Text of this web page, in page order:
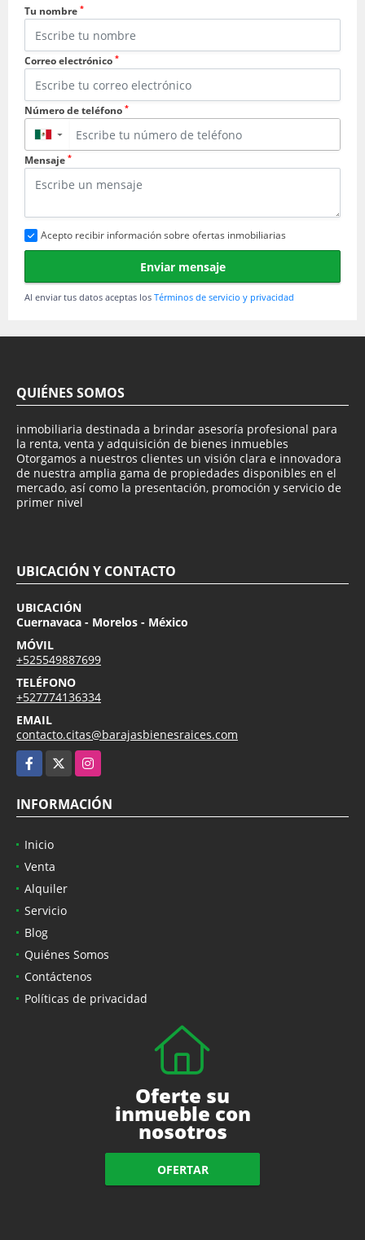
Tu nombre *
Correo electrónico *
Número de teléfono *
▼
Mensaje *
Acepto recibir información sobre ofertas inmobiliarias
Enviar mensaje
Al enviar tus datos aceptas los Términos de servicio y privacidad
QUIÉNES SOMOS
inmobiliaria destinada a brindar asesoría profesional para
la renta, venta y adquisición de bienes inmuebles
Otorgamos a nuestros clientes un visión clara e innovadora
de nuestra amplia gama de propiedades disponibles en el
mercado, así como la presentación, promoción y servicio de
primer nivel
UBICACIÓN Y CONTACTO
UBICACIÓN
Cuernavaca - Morelos - México
MÓVIL
+525549887699
TELÉFONO
+527774136334
EMAIL
contacto.citas@barajasbienesraices.com
Facebook
Instagram
INFORMACIÓN
Inicio
Venta
Alquiler
Servicio
Blog
Quiénes Somos
Contáctenos
Políticas de privacidad
Oferte su
inmueble con
nosotros
OFERTAR